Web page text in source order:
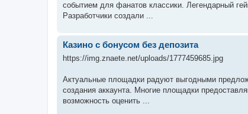
событием для фанатов классики. Легендарный
Разработчики создали ...
Казино с бонусом без депозита
https://img.znaete.net/uploads/1777459685.jpg
Актуальные площадки радуют выгодными
создания аккаунта. Многие площадки
возможность оценить ...